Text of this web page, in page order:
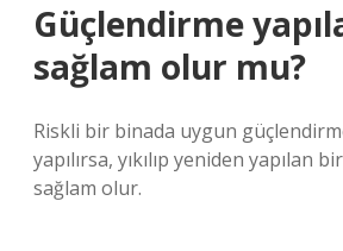
Güçlendirme
sağlam olur mu?
Riskli bir binada uygun
yapılırsa, yıkılıp yeniden yapılan
sağlam olur.